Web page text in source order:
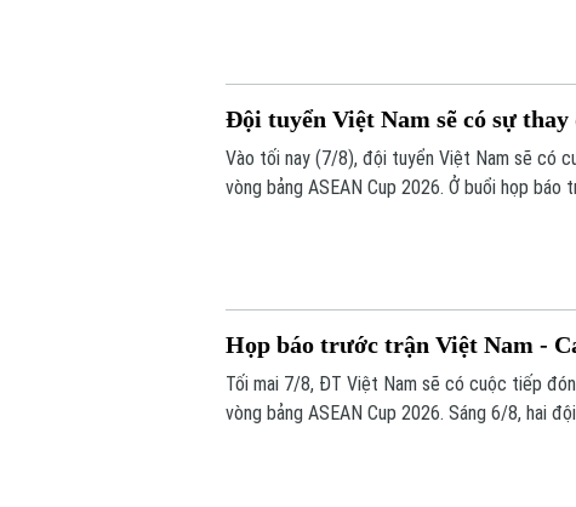
Đội tuyển Việt Nam sẽ có sự
Vào tối nay (7/8), đội tuyển Việt Nam sẽ có
vòng bảng ASEAN Cup 2026. Ở buổi họp
Họp báo trước trận Việt Nam -
Tối mai 7/8, ĐT Việt Nam sẽ có cuộc tiếp
vòng bảng ASEAN Cup 2026. Sáng 6/8, hai